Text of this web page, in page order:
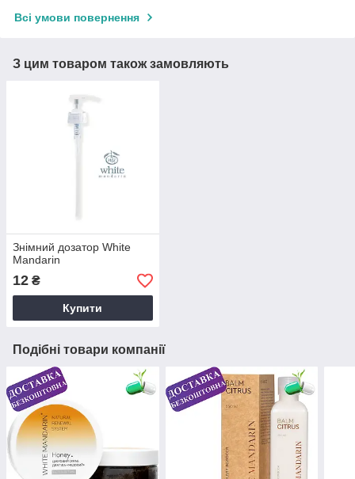
Всі умови повернення
З цим товаром також замовляють
Знімний дозатор White
Mandarin
12 ₴
Купити
Подібні товари компанії